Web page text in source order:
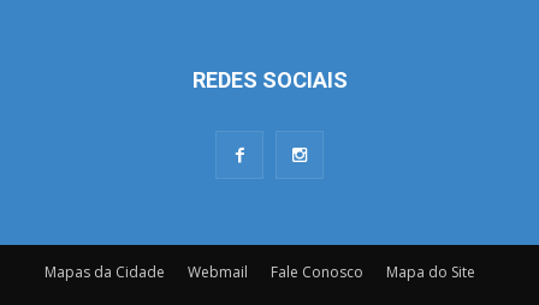
REDES SOCIAIS
Mapas da Cidade Webmail Fale Conosco
Mapa do Site